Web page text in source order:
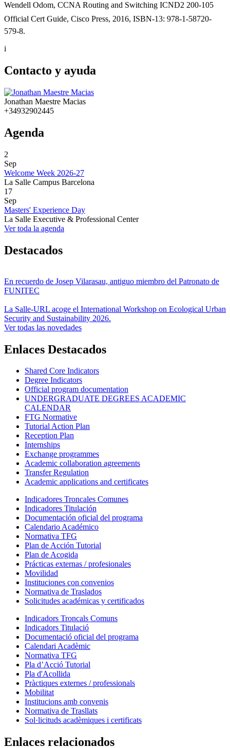
Wendell Odom, CCNA Routing and Switching ICND2 200-105
Official Cert Guide, Cisco Press, 2016, ISBN-13: 978-1-58720-
579-8.
i
Contacto y ayuda
Jonathan Maestre Macias
+34932902445
Agenda
2
Sep
Welcome Week 2026-27
La Salle Campus Barcelona
17
Sep
Masters' Experience Day
La Salle Executive & Professional Center
Ver toda la agenda
Destacados
En recuerdo de Josep Vilarasau, antiguo miembro del Patronato de
FUNITEC
La Salle-URL acoge el International Workshop on Ecological Urban
Security and Sustainability 2026.
Ver todas las novedades
Enlaces Destacados
Shared Core Indicators
Degree Indicators
Official program documentation
UNDERGRADUATE DEGREES ACADEMIC
CALENDAR
FTG Normative
Tutorial Action Plan
Reception Plan
Internships
Exchange programmes
Academic collaboration agreements
Transfer Regulation
Academic applications and certificates
Indicadores Troncales Comunes
Indicadores Titulación
Documentación oficial del programa
Calendario Académico
Normativa TFG
Plan de Acción Tutorial
Plan de Acogida
Prácticas externas / profesionales
Movilidad
Instituciones con convenios
Normativa de Traslados
Solicitudes académicas y certificados
Indicadors Troncals Comuns
Indicadors Titulació
Documentació oficial del programa
Calendari Acadèmic
Normativa TFG
Pla d’Acció Tutorial
Pla d'Acollida
Pràctiques externes / professionals
Mobilitat
Institucions amb convenis
Normativa de Trasllats
Sol·licituds acadèmiques i certificats
Enlaces relacionados